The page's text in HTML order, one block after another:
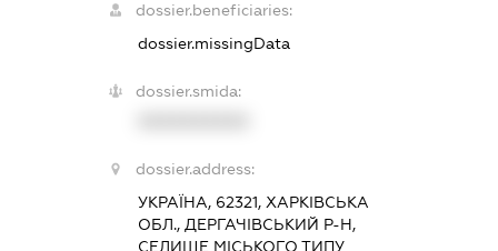
dossier.beneficiaries:
dossier.missingData
dossier.smida:
dossier.address:
УКРАЇНА, 62321, ХАРКІВСЬКА
ОБЛ., ДЕРГАЧІВСЬКИЙ Р-Н,
СЕЛИЩЕ МІСЬКОГО ТИПУ